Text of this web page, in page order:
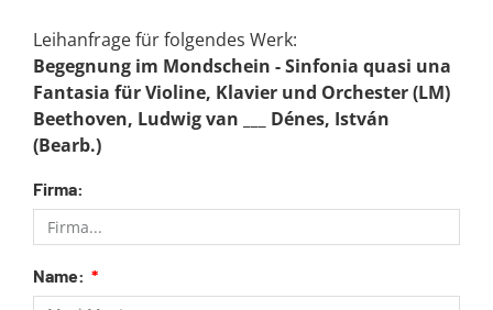
Leihanfrage für folgendes Werk:
Begegnung im Mondschein - Sinfonia quasi una
Fantasia für Violine, Klavier und Orchester (LM)
Beethoven, Ludwig van ___ Dénes, István
(Bearb.)
Firma:
Name: